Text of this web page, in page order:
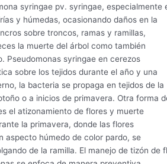
syringae pv. syringae, especialmente
y húmedas, ocasionando daños en la
sobre troncos, ramas y ramillas,
la muerte del árbol como también
Pseudomonas syringae en cerezos
sobre los tejidos durante el año y una
la bacteria se propaga en tejidos de la
o a inicios de primavera. Otra forma
el atizonamiento de flores y muerte
la primavera, donde las flores
aspecto húmedo de color pardo, se
de la ramilla. El manejo de tizón de